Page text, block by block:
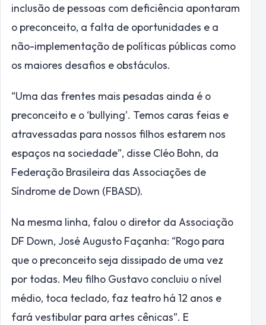
inclusão de pessoas com deficiência apontaram
o preconceito, a falta de oportunidades e a
não-implementação de políticas públicas como
os maiores desafios e obstáculos.
“Uma das frentes mais pesadas ainda é o
preconceito e o ‘bullying’. Temos caras feias e
atravessadas para nossos filhos estarem nos
espaços na sociedade”, disse Cléo Bohn, da
Federação Brasileira das Associações de
Síndrome de Down (FBASD).
Na mesma linha, falou o diretor da Associação
DF Down, José Augusto Façanha: “Rogo para
que o preconceito seja dissipado de uma vez
por todas. Meu filho Gustavo concluiu o nível
médio, toca teclado, faz teatro há 12 anos e
fará vestibular para artes cênicas”. E